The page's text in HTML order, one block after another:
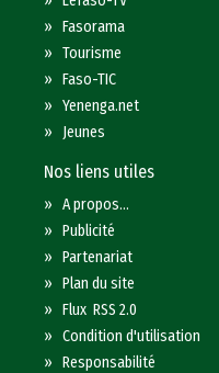
»Fasorama
»Tourisme
»Faso-TIC
»Yenenga.net
» Jeunes
Nos liens utiles
»A propos...
»Publicité
»Partenariat
»Plan du site
»Flux RSS 2.0
»Condition d'utilisation
»Responsabilité